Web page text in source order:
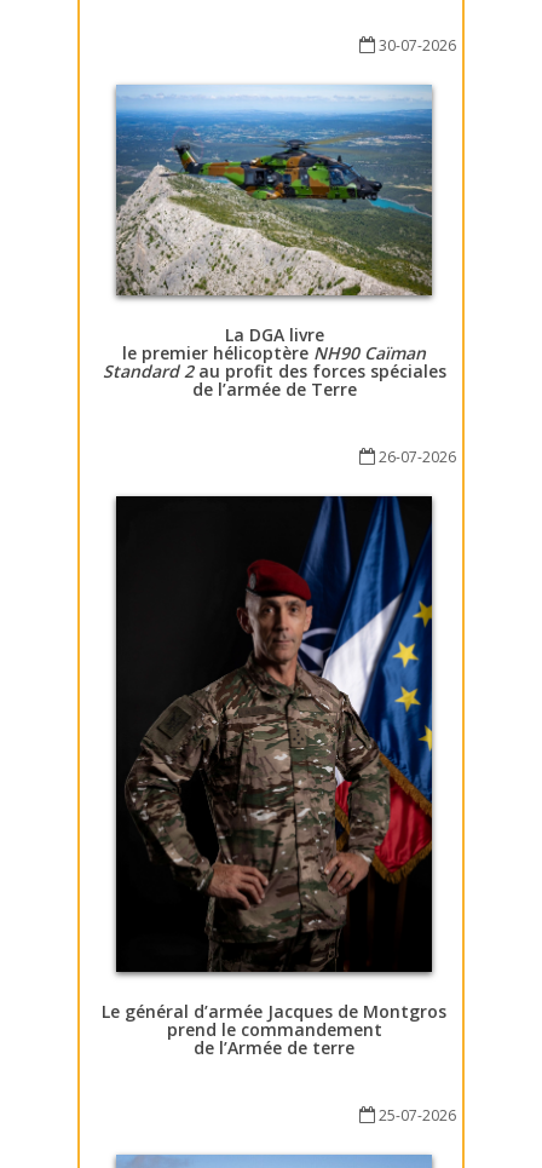
30-07-2026
La DGA livre
le premier hélicoptère NH90 Caïman
Standard 2au profit des forces spéciales
de l’armée de Terre
26-07-2026
Le général d’armée Jacques de Montgros
prend le commandement
de l’Armée de terre
25-07-2026